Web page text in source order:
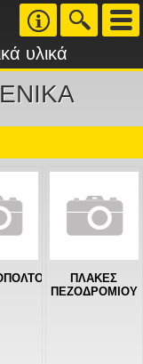
υλικά
ΠΛΑΚΕΣ
ΠΕΖΟΔΡΟΜΙΟΥ